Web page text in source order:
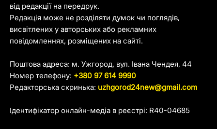
від редакції на передрук.
Редакція може не розділяти думок чи поглядів,
висвітлених у авторських або рекламних
повідомленнях, розміщених на сайті.
Поштова адреса: м. Ужгород, вул. Івана Чендея, 44
Номер телефону: +380 97 614 9990
Редакторська скринька: uzhgorod24new@gmail.com
Ідентифікатор онлайн-медіа в реєстрі: R40-04685